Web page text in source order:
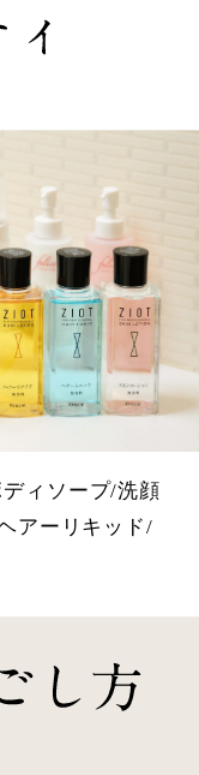
ィソープ/洗顔
アーリキッド/